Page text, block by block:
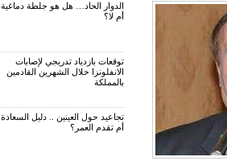
الدوار الحاد… هل هو جلطة دماغية
أم لا؟
توقعات بازدياد تدريجي لإصابات
الانفلونزا خلال الشهرين القادمين
بالمملكة
تجاعيد حول العينين .. دليل السعادة
أم تقدم العمر؟